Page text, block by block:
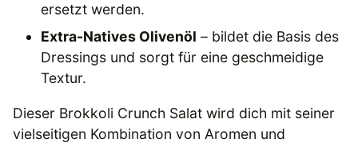
ersetzt werden.
Extra-Natives Olivenöl – bildet die Basis des
Dressings und sorgt für eine geschmeidige
Textur.
Dieser Brokkoli Crunch Salat wird dich mit seiner
vielseitigen Kombination von Aromen und